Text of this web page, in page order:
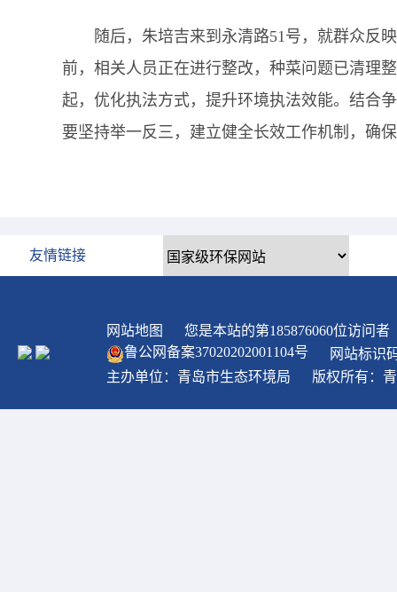
随后，朱培吉来到永清路51号，就群众反
前，相关人员正在进行整改，种菜问题已清理
起，优化执法方式，提升环境执法效能。结合
要坚持举一反三，建立健全长效工作机制，确
友情链接
网站地图 您是本站的第185876060位访问者
鲁公网备案37020202001104号
网站标识
主办单位：青岛市生态环境局
版权所有：